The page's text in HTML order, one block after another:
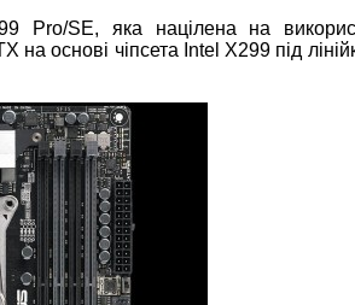
Pro/SE, яка націлена на
основі чіпсета Intel X299 під